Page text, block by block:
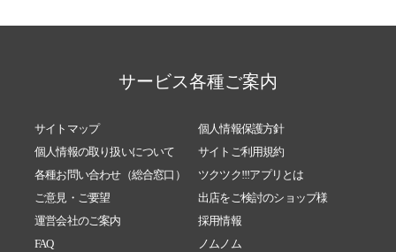
サービス各種ご案内
サイトマップ
個人情報保護方針
個人情報の取り扱いについて
サイトご利用規約
各種お問い合わせ（総合窓口）
ツクツク!!!アプリとは
ご意見・ご要望
出店をご検討のショップ様
運営会社のご案内
採用情報
FAQ
ノムノム